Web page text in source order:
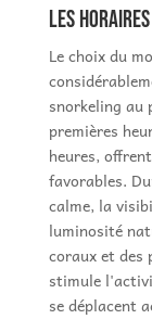
Les
Le choix du
snorkeling au
premières
heures,
favorables.
calme, la
luminosité
coraux et des
stimule
se déplacent